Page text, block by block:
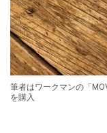
筆者はワークマンの「
を購入